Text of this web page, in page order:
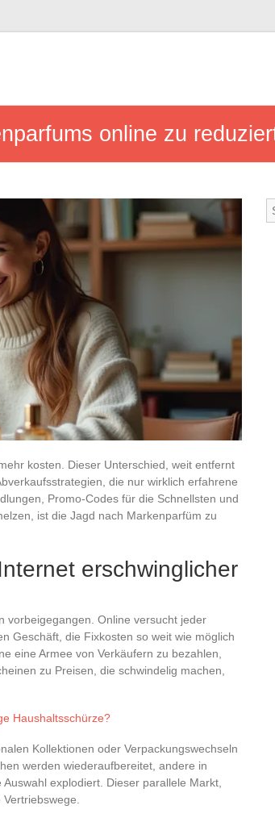
online zu
kosten. Dieser Unterschied, weit entfernt
die nur wirklich erfahrene
Promo-Codes für die Schnellsten und
ist die Jagd nach Markenparfüm zu
erschwinglicher
vorbeigegangen. Online versucht jeder
Geschäft, die Fixkosten so weit wie möglich
eine Armee von Verkäufern zu bezahlen,
zu Preisen, die schwindelig machen,
Haushaltsschürze?
Kollektionen oder Verpackungswechseln
werden wiederaufbereitet, andere in
explodiert. Dieser parallele Markt,